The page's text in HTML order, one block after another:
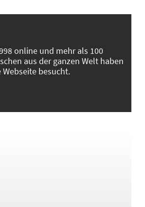
online und mehr als 100
aus der ganzen Welt haben
besucht.